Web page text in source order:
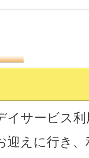
イサービス
迎えに行き